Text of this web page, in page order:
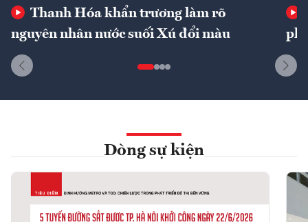
Thanh Hóa khẩn trương làm rõ
nguyên nhân nước suối Xú đổi màu
phí
Dòng sự kiện